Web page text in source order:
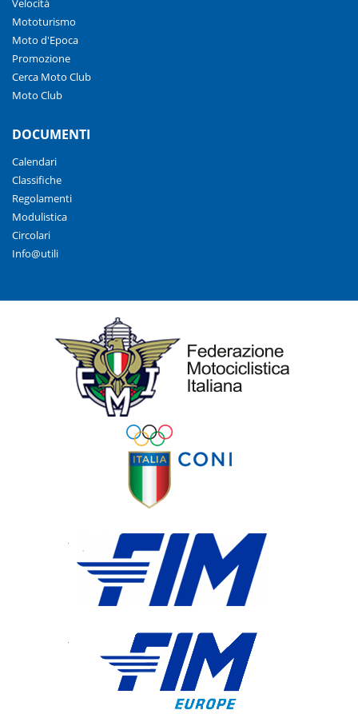
Velocità
Mototurismo
Moto d'Epoca
Promozione
Cerca Moto Club
Moto Club
DOCUMENTI
Calendari
Classifiche
Regolamenti
Modulistica
Circolari
Info@utili